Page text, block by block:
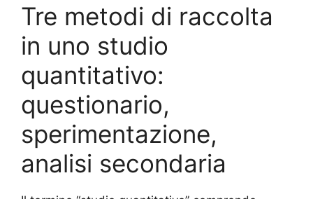
Tre metodi di raccolta
in uno studio
quantitativo:
questionario,
sperimentazione,
analisi secondaria